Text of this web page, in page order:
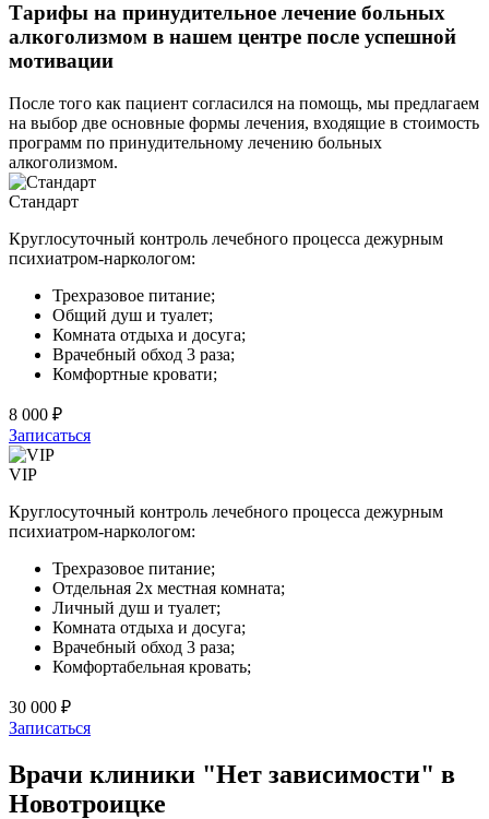
Тарифы на принудительное лечение больных
алкоголизмом в нашем центре после успешной
мотивации
После того как пациент согласился на помощь, мы предлагаем
на выбор две основные формы лечения, входящие в стоимость
программ по принудительному лечению больных
алкоголизмом.
Стандарт
Круглосуточный контроль лечебного процесса дежурным
психиатром-наркологом:
Трехразовое питание;
Общий душ и туалет;
Комната отдыха и досуга;
Врачебный обход 3 раза;
Комфортные кровати;
8 000 ₽
Записаться
VIP
Круглосуточный контроль лечебного процесса дежурным
психиатром-наркологом:
Трехразовое питание;
Отдельная 2х местная комната;
Личный душ и туалет;
Комната отдыха и досуга;
Врачебный обход 3 раза;
Комфортабельная кровать;
30 000 ₽
Записаться
Врачи клиники "Нет зависимости" в
Новотроицке